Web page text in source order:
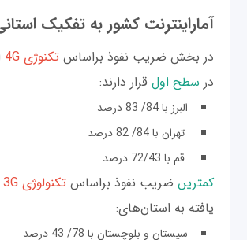
آماراینترنت کشور به تفکیک
در بخش ضریب ‌نفوذ براساستکنوژی 4G
در سطح اول قرار دارند:
البرز با 84/ 83 درصد
تهران با 84/ 82 درصد
قم با 72/43 درصد
کمترین ضریب نفوذ براساس تکنولوژی 3G
یافته به استان‌های:
سیستان و بلوچستان با 78/ 43 درصد